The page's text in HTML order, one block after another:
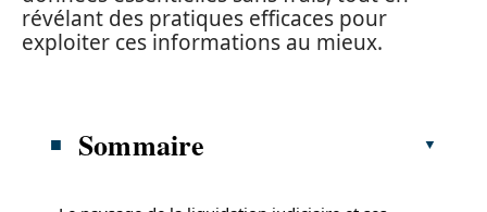
révélant des pratiques efficaces pour
exploiter ces informations au mieux.
Sommaire